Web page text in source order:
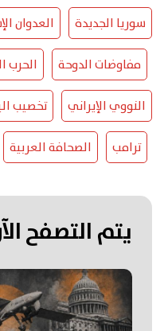
سوريا الجديدة العدوان
مفاوضات الدوحة الحرب
النووي الإيراني تخصيب
ترامب الصحافة العربية
يتم التصفح